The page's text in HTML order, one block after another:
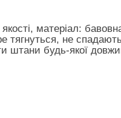
матеріал:
не
штани будь-якої